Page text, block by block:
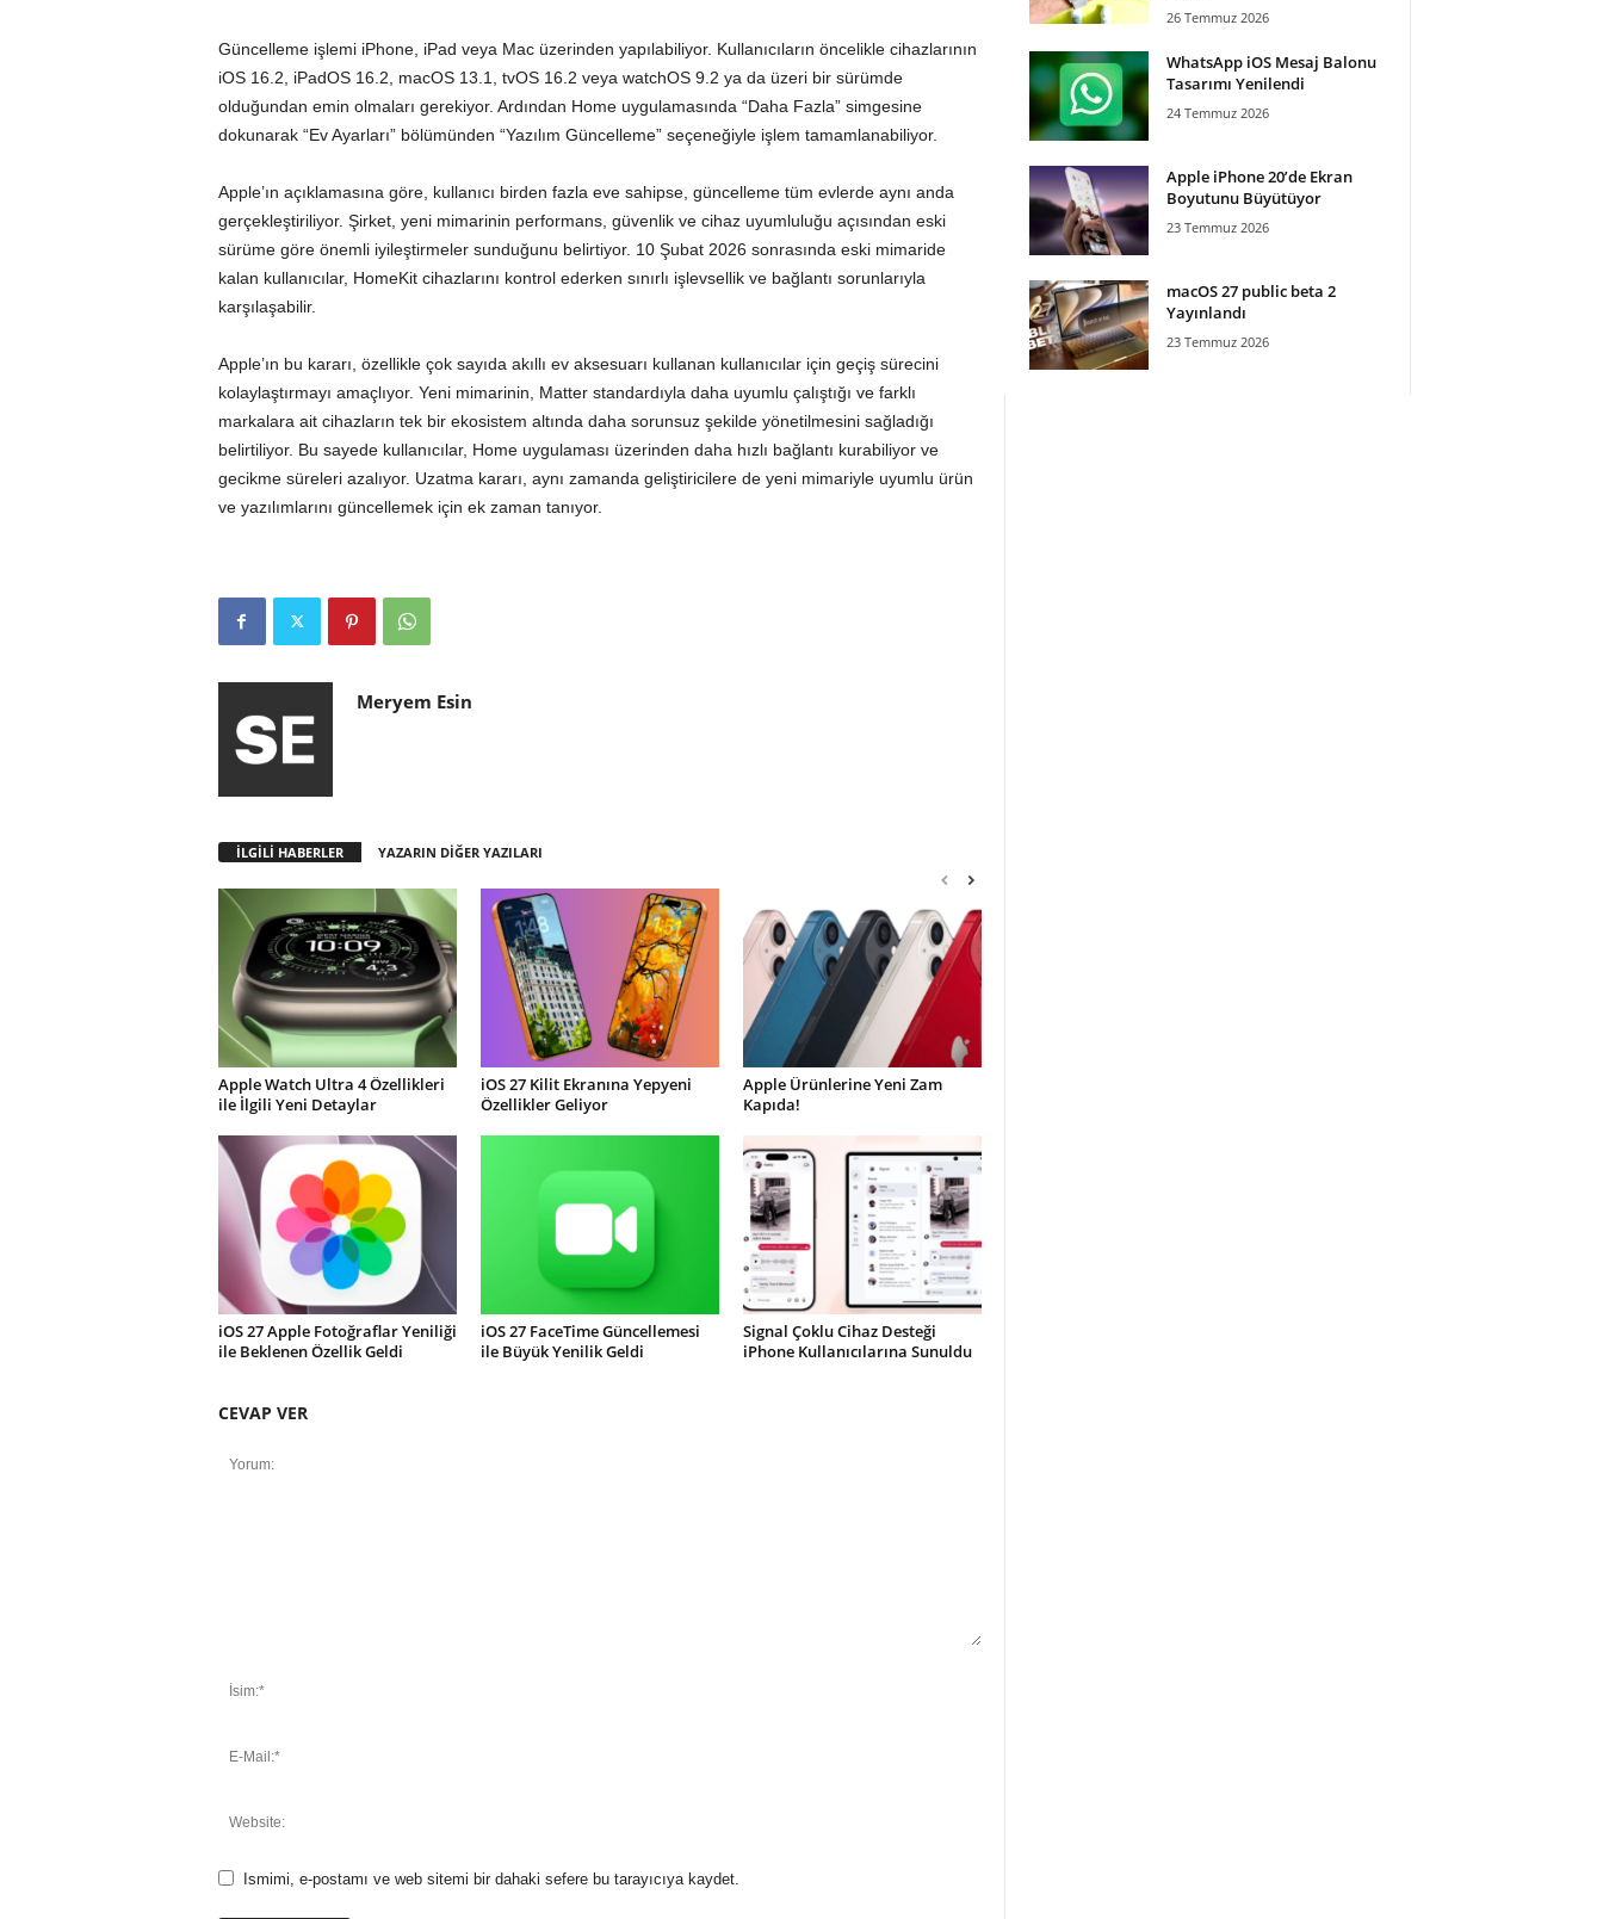
Güncelleme işlemi iPhone, iPad veya Mac üzerinden yapılabiliyor. Kullanıcıların öncelikle cihazlarının
iOS 16.2, iPadOS 16.2, macOS 13.1, tvOS 16.2 veya watchOS 9.2 ya da üzeri bir sürümde
olduğundan emin olmaları gerekiyor. Ardından Home uygulamasında “Daha Fazla” simgesine
dokunarak “Ev Ayarları” bölümünden “Yazılım Güncelleme” seçeneğiyle işlem tamamlanabiliyor.
Apple’ın açıklamasına göre, kullanıcı birden fazla eve sahipse, güncelleme tüm evlerde aynı anda
gerçekleştiriliyor. Şirket, yeni mimarinin performans, güvenlik ve cihaz uyumluluğu açısından eski
sürüme göre önemli iyileştirmeler sunduğunu belirtiyor. 10 Şubat 2026 sonrasında eski mimaride
kalan kullanıcılar, HomeKit cihazlarını kontrol ederken sınırlı işlevsellik ve bağlantı sorunlarıyla
karşılaşabilir.
Apple’ın bu kararı, özellikle çok sayıda akıllı ev aksesuarı kullanan kullanıcılar için geçiş sürecini
kolaylaştırmayı amaçlıyor. Yeni mimarinin, Matter standardıyla daha uyumlu çalıştığı ve farklı
markalara ait cihazların tek bir ekosistem altında daha sorunsuz şekilde yönetilmesini sağladığı
belirtiliyor. Bu sayede kullanıcılar, Home uygulaması üzerinden daha hızlı bağlantı kurabiliyor ve
gecikme süreleri azalıyor. Uzatma kararı, aynı zamanda geliştiricilere de yeni mimariyle uyumlu ürün
ve yazılımlarını güncellemek için ek zaman tanıyor.
Meryem Esin
İLGİLİ HABERLER YAZARIN DİĞER YAZILARI
Apple Watch Ultra 4 Özellikleri
ile İlgili Yeni Detaylar
iOS 27 Kilit Ekranına Yepyeni
Özellikler Geliyor
Apple Ürünlerine Yeni Zam
Kapıda!
iOS 27 Apple Fotoğraflar Yeniliği
ile Beklenen Özellik Geldi
iOS 27 FaceTime Güncellemesi
ile Büyük Yenilik Geldi
Signal Çoklu Cihaz Desteği
iPhone Kullanıcılarına Sunuldu
CEVAP VER
Ismimi, e-postamı ve web sitemi bir dahaki sefere bu tarayıcıya kaydet.
26 Temmuz 2026
WhatsApp iOS Mesaj Balonu
Tasarımı Yenilendi
24 Temmuz 2026
Apple iPhone 20’de Ekran
Boyutunu Büyütüyor
23 Temmuz 2026
macOS 27 public beta 2
Yayınlandı
23 Temmuz 2026